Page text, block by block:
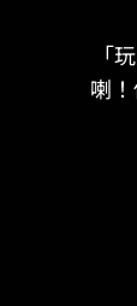
「
喇